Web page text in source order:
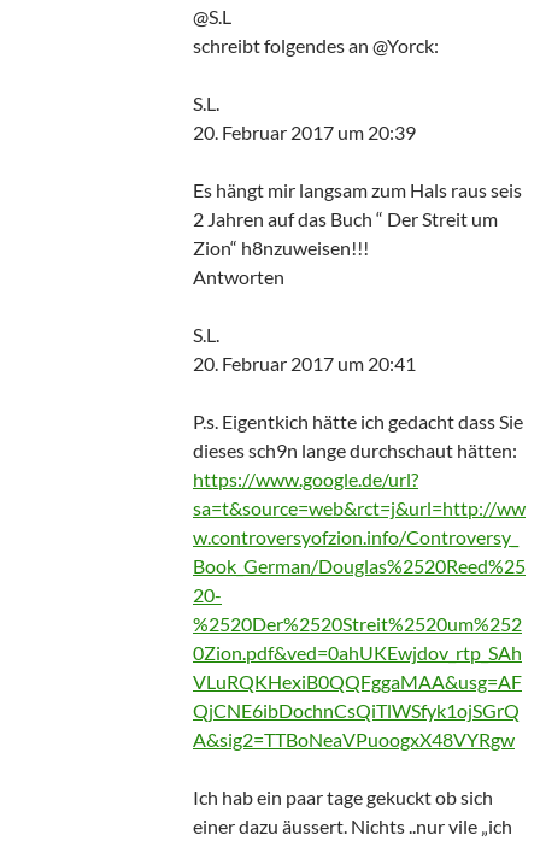
@S.L
schreibt folgendes an @Yorck:
S.L.
20. Februar 2017 um 20:39
Es hängt mir langsam zum Hals raus seis
2 Jahren auf das Buch “ Der Streit um
Zion“ h8nzuweisen!!!
Antworten
S.L.
20. Februar 2017 um 20:41
P.s. Eigentkich hätte ich gedacht dass Sie
dieses sch9n lange durchschaut hätten:
https://www.google.de/url?
sa=t&source=web&rct=j&url=http://ww
w.controversyofzion.info/Controversy_
Book_German/Douglas%2520Reed%25
20-
%2520Der%2520Streit%2520um%252
0Zion.pdf&ved=0ahUKEwjdov_rtp_SAh
VLuRQKHexiB0QQFggaMAA&usg=AF
QjCNE6ibDochnCsQiTlWSfyk1ojSGrQ
A&sig2=TTBoNeaVPuoogxX48VYRgw
Ich hab ein paar tage gekuckt ob sich
einer dazu äussert. Nichts ..nur vile „ich